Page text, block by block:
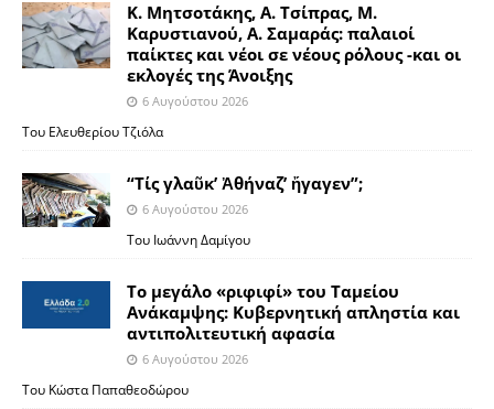
Κ. Μητσοτάκης, Α. Τσίπρας, Μ.
Καρυστιανού, Α. Σαμαράς: παλαιοί
παίκτες και νέοι σε νέους ρόλους -και οι
εκλογές της Άνοιξης
6 Αυγούστου 2026
Του Ελευθερίου Τζιόλα
“Τίς γλαῦκ’ Ἀθήναζ’ ἤγαγεν”;
6 Αυγούστου 2026
Του Ιωάννη Δαμίγου
Το μεγάλο «ριφιφί» του Ταμείου
Ανάκαμψης: Κυβερνητική απληστία και
αντιπολιτευτική αφασία
6 Αυγούστου 2026
Του Κώστα Παπαθεοδώρου